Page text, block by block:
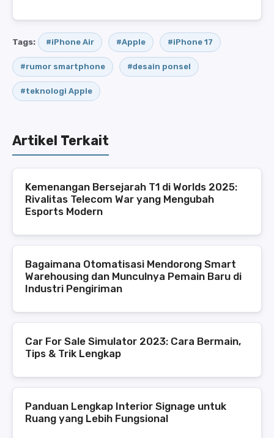
Tags: #iPhone Air #Apple #iPhone 17
#rumor smartphone #desain ponsel
#teknologi Apple
Artikel Terkait
Kemenangan Bersejarah T1 di Worlds 2025:
Rivalitas Telecom War yang Mengubah
Esports Modern
Bagaimana Otomatisasi Mendorong Smart
Warehousing dan Munculnya Pemain Baru di
Industri Pengiriman
Car For Sale Simulator 2023: Cara Bermain,
Tips & Trik Lengkap
Panduan Lengkap Interior Signage untuk
Ruang yang Lebih Fungsional